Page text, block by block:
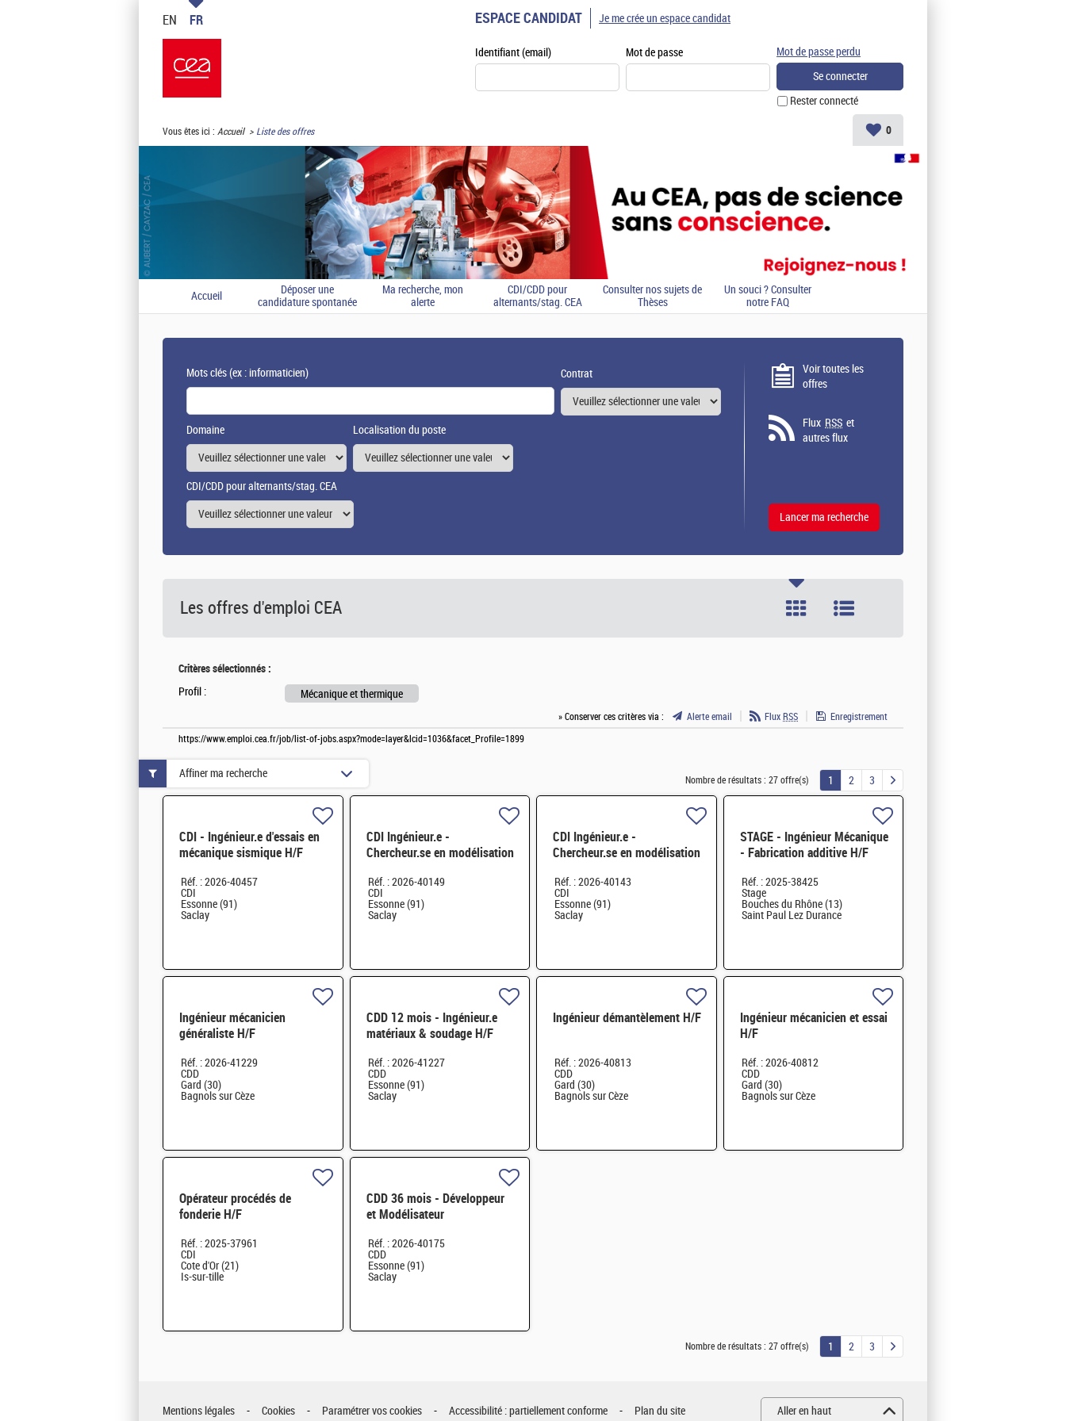
EN FR ESPACE CANDIDAT
Identifiant (email) Mot de passe
Rester connecté
Mot de passe perdu
Je me crée un espace candidat
Vous êtes ici : Accueil Liste des offres 0
Accueil
Déposer une
candidature spontanée
Ma recherche, mon
alerte
CDI/CDD pour
alternants/stag. CEA
Consulter nos sujets de
Thèses
Un souci ? Consulter
notre FAQ
Mots clés(ex : informaticien) Contrat
Domaine Localisation du poste
CDI/CDD pour alternants/stag. CEA
Voir toutes les
offres
Flux RSS et
autres flux
Les offres d'emploi CEA
Critères sélectionnés :
Profil : Mécanique et thermique
» Conserver ces critères via : Alerte email Flux RSS
Enregistrement
https://www.emploi.cea.fr/job/list-of-jobs.aspx?mode=layer&lcid=1036&facet_Profile=1899
Nombre de résultats : 27 offre(s) 1 2 3
CDI - Ingénieur.e d'essais en
mécanique sismique H/F
Réf. : 2026-40457
CDI
Essonne (91)
Saclay
CDI Ingénieur.e -
Chercheur.se en modélisation
Réf. : 2026-40149
CDI
Essonne (91)
Saclay
CDI Ingénieur.e -
Chercheur.se en modélisation
Réf. : 2026-40143
CDI
Essonne (91)
Saclay
STAGE - Ingénieur Mécanique
- Fabrication additive H/F
Réf. : 2025-38425
Stage
Bouches du Rhône (13)
Saint Paul Lez Durance
Ingénieur mécanicien
généraliste H/F
Réf. : 2026-41229
CDD
Gard (30)
Bagnols sur Cèze
CDD 12 mois - Ingénieur.e
matériaux & soudage H/F
Réf. : 2026-41227
CDD
Essonne (91)
Saclay
Ingénieur démantèlement H/F
Réf. : 2026-40813
CDD
Gard (30)
Bagnols sur Cèze
Ingénieur mécanicien et essai
H/F
Réf. : 2026-40812
CDD
Gard (30)
Bagnols sur Cèze
Opérateur procédés de
fonderie H/F
Réf. : 2025-37961
CDI
Cote d'Or (21)
Is-sur-tille
CDD 36 mois - Développeur
et Modélisateur
Réf. : 2026-40175
CDD
Essonne (91)
Saclay
Affiner ma recherche
Nombre de résultats : 27 offre(s) 1 2 3
Mentions légales Cookies Paramétrer vos cookies Accessibilité : partiellement conforme Plan du site Aller en haut